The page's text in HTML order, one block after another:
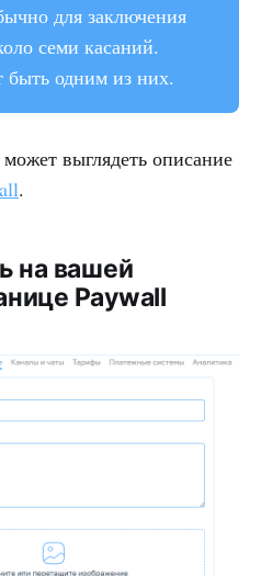
для заключения
семи касаний.
одним из них.
выглядеть описание
.
на вашей
Paywall